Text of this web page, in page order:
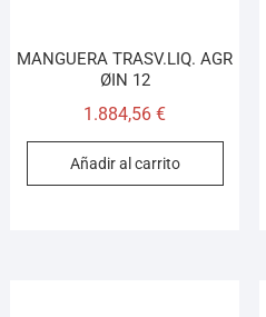
MANGUERA TRASV.LIQ. AGR
ØIN 12
1.884,56€
Añadir al carrito